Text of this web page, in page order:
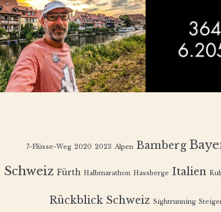
7-Flüsse-Weg 2020 2023 Alpen Bamberg
Schweiz Fürth Halbmarathon Hassberge Italien
Rückblick Schweiz Sightrunning